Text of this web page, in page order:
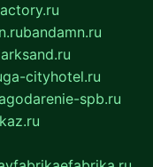
bandamn.ru
cityhotel.ru
spb.ru